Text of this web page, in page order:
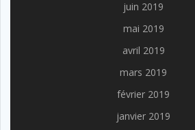
juin 2019
mai 2019
avril 2019
mars 2019
février 2019
janvier 2019